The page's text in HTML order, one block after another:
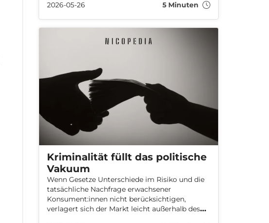
Nikotinstärken direkt an die EU-Kommission
2026-05-26 5 Minuten
Kriminalität füllt das politische
Vakuum
Wenn Gesetze Unterschiede im Risiko und die
tatsächliche Nachfrage erwachsener
Konsument:innen nicht berücksichtigen,
verlagert sich der Markt leicht außerhalb des